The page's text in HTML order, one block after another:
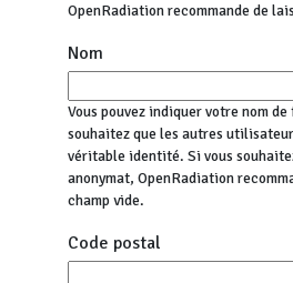
OpenRadiation recommande de
Nom
Vous pouvez indiquer votre nom
souhaitez que les autres
véritable identité. Si vous
anonymat, OpenRadiation
champ vide.
Code postal